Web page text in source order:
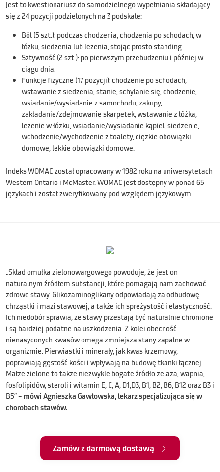
Jest to kwestionariusz do samodzielnego wypełniania składający
się z 24 pozycji podzielonych na 3 podskale:
Ból (5 szt.): podczas chodzenia, chodzenia po schodach, w
łóżku, siedzenia lub leżenia, stojąc prosto standing.
Sztywność (2 szt.): po pierwszym przebudzeniu i później w
ciągu dnia.
Funkcje fizyczne (17 pozycji): chodzenie po schodach,
wstawanie z siedzenia, stanie, schylanie się, chodzenie,
wsiadanie/wysiadanie z samochodu, zakupy,
zakładanie/zdejmowanie skarpetek, wstawanie z łóżka,
leżenie w łóżku, wsiadanie/wysiadanie kąpiel, siedzenie,
wchodzenie/wychodzenie z toalety, ciężkie obowiązki
domowe, lekkie obowiązki domowe.
Indeks WOMAC został opracowany w 1982 roku na uniwersytetach
Western Ontario i McMaster. WOMAC jest dostępny w ponad 65
językach i został zweryfikowany pod względem językowym.
„Skład omułka zielonowargowego powoduje, że jest on
naturalnym źródłem substancji, które pomagają nam zachować
zdrowe stawy. Glikozaminoglikany odpowiadają za odbudowę
chrząstki i mazi stawowej, a także ich sprężystość i elastyczność.
Ich niedobór sprawia, że stawy przestają być naturalnie chronione
i są bardziej podatne na uszkodzenia. Z kolei obecność
nienasyconych kwasów omega zmniejsza stany zapalne w
organizmie. Pierwiastki i minerały, jak kwas krzemowy,
poprawiają gęstość kości i wpływają na budowę tkanki łącznej.
Małże zielone to także niezwykle bogate źródło żelaza, wapnia,
fosfolipidów, steroli i witamin E, C, A, D1,D3, B1, B2, B6, B12 oraz B3 i
B5” – mówi Agnieszka Gawłowska, lekarz specjalizująca się w
chorobach stawów.
Zamów z darmową dostawą